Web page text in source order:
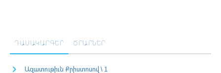
ԴԱՍԱԿԱՐԳԵՐ ԾՐԱՐՆԵՐ
Ազատութիւն Քրիստոսով \ 1